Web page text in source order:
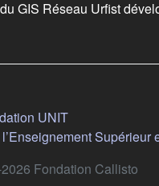
GIS Réseau Urfist
dans un nouvel onglet)
UNIT(s'ouvre dans
Supérieur
Fondation Callisto